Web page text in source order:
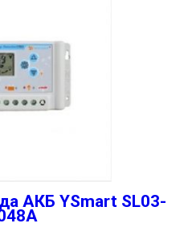
АКБ YSmart SL03-